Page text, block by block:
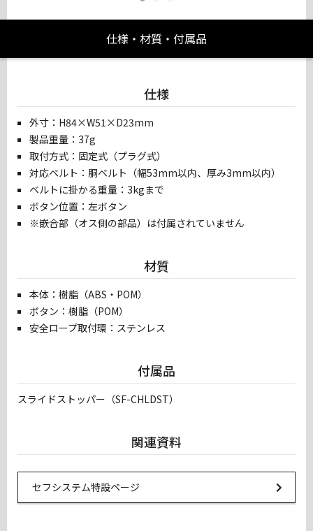
仕様・材質・付属品
仕様
外寸：H84×W51×D23mm
製品重量：37g
取付方式：固定式（プラグ式）
対応ベルト：胴ベルト（幅53mm以内、厚み3mm以内）
ベルトに掛かる重量：3kgまで
ボタン位置：左ボタン
※嵌合部（オス側の部品）は付属されていません
材質
本体：樹脂（ABS・POM）
ボタン：樹脂（POM）
安全ロープ取付環：ステンレス
付属品
スライドストッパー（SF-CHLDST）
関連資料
セフシステム特設ページ